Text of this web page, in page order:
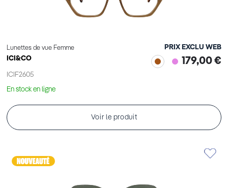
Lunettes de vue Femme
ICI&CO
ICIF2605
PRIX EXCLU WEB
179,00 €
En stock en ligne
Voir le produit